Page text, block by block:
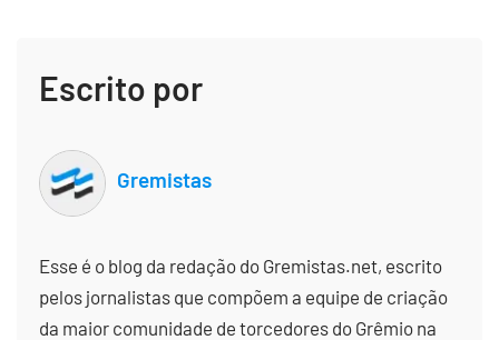
Escrito por
Gremistas
Esse é o blog da redação do Gremistas.net, escrito
pelos jornalistas que compõem a equipe de criação
da maior comunidade de torcedores do Grêmio na